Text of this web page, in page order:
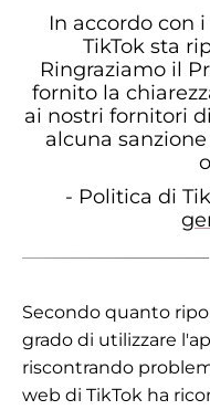
In accordo con
TikTok sta
Ringraziamo il
fornito la
ai nostri fornitori
alcuna
- Politica di
Secondo quanto
grado di utilizzare
riscontrando
web di TikTok ha